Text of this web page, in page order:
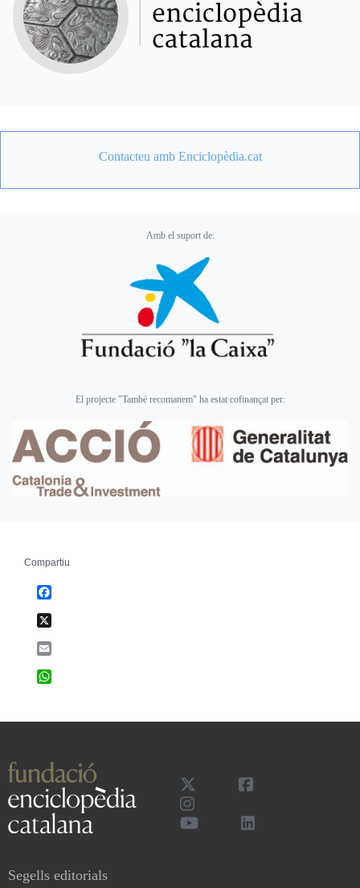
Contacteu amb Enciclopèdia.cat
Amb el suport de:
El projecte "També recomanem" ha estat cofinançat per:
Compartiu
Segells editorials